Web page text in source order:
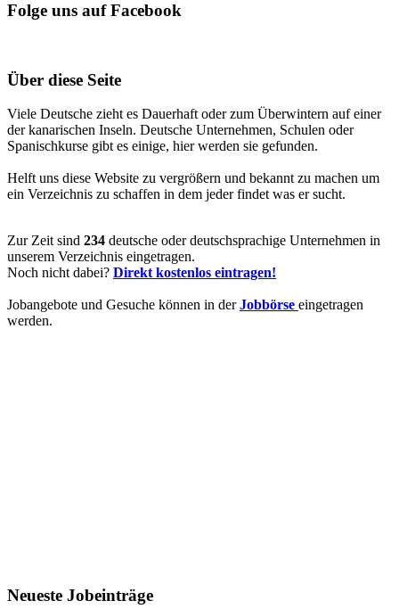
Folge uns auf Facebook
Über diese Seite
Viele Deutsche zieht es Dauerhaft oder zum Überwintern auf einer
der kanarischen Inseln. Deutsche Unternehmen, Schulen oder
Spanischkurse gibt es einige, hier werden sie gefunden.
Helft uns diese Website zu vergrößern und bekannt zu machen um
ein Verzeichnis zu schaffen in dem jeder findet was er sucht.
Zur Zeit sind 234 deutsche oder deutschsprachige Unternehmen in
unserem Verzeichnis eingetragen.
Noch nicht dabei? Direkt kostenlos eintragen!
Jobangebote und Gesuche können in derJobbörse eingetragen
werden.
Neueste Jobeinträge